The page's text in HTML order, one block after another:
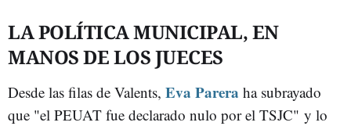
LA POLÍTICA MUNICIPAL, EN
MANOS DE LOS JUECES
Desde las filas de Valents, Eva Parera ha subrayado
que "el PEUAT fue declarado nulo por el TSJC" y lo